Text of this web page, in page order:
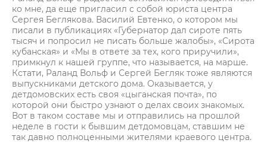
ко мне, да еще пригласил с собой юриста центра
Сергея Беглякова. Василий Евтенко, о котором мы
писали в публикациях «Губернатор дал сироте пять
тысяч и попросил не писать больше жалобы», «Сирота
кубанская» и «Мы в ответе за тех, кого приручили»,
примкнул к нашей группе, что называется, на марше.
Кстати, Раланд Вольф и Сергей Бегляк тоже являются
выпускниками детского дома. Оказывается, у
детдомовских есть своя «цыганская почта», по
которой они быстро узнают о делах своих знакомых.
Вот в таком составе мы и отправились на прошлой
неделе в гости к бывшим детдомовцам, ставшим не
так давно полноценными жителями краевого центра.